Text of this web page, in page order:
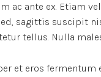
ac ante ex. Etiam
sagittis suscipit
tellus. Nulla
et eros fermentum